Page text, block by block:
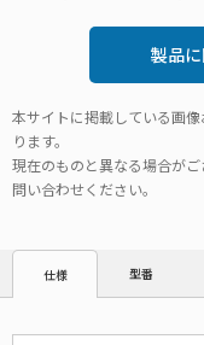
製品
本サイトに掲載している画
ります。
現在のものと異なる場合が
問い合わせください。
仕様 型番